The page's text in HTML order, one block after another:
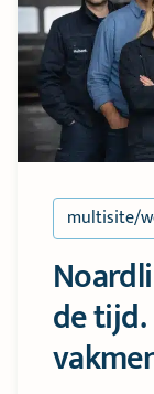
multisite/
de